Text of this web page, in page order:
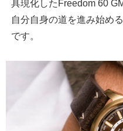
具現化したFreedom 60
自分自身の道を進み始め
です。